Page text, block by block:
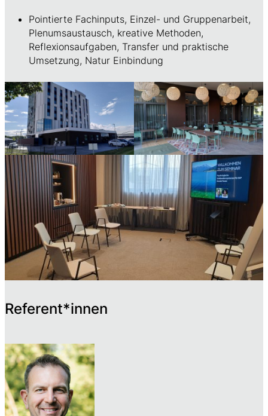
Pointierte Fachinputs, Einzel- und Gruppenarbeit,
Plenumsaustausch, kreative Methoden, ​
Reflexionsaufgaben, Transfer und praktische
Umsetzung, Natur Einbindung
Referent*innen